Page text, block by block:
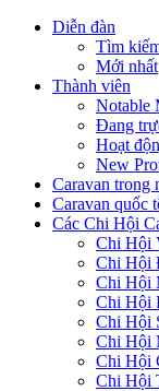
Diễn đàn
Tìm
Mới nhất
Thành viên
Notable
Đang
Hoạt
New
Caravan trong
Caravan quốc
Các Chi Hội
Chi Hội
Chi Hội
Chi Hội
Chi Hội
Chi Hội
Chi Hội
Chi Hội
Chi Hội